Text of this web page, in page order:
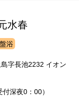
水春
浴
字長池2232 イオン
深夜0：00）